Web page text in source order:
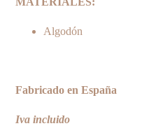
Algodón
Fabricado en España
Iva incluido